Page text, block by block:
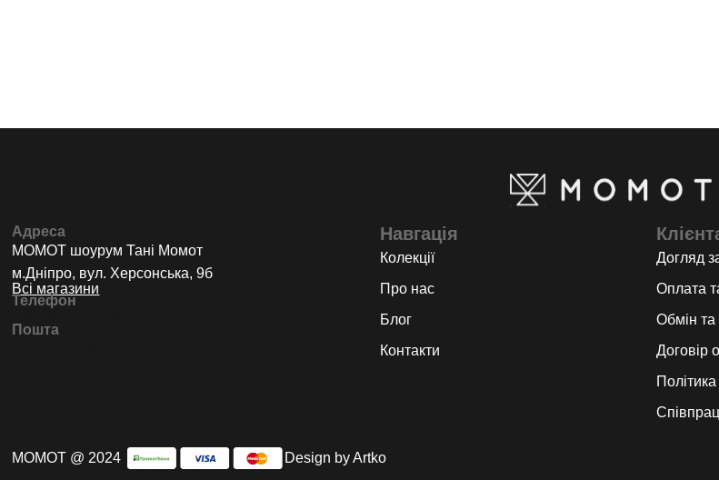
Адреса
МОМОТ шоурум Тані Момот
м.Дніпро, вул. Херсонська, 9б
Всі магазини
Телефон
Пошта
Навгація
Колекції
Про нас
Блог
Контакти
Догляд
Оплата
Обмін
Договір
МОМОТ @ 2024 Design by Artko